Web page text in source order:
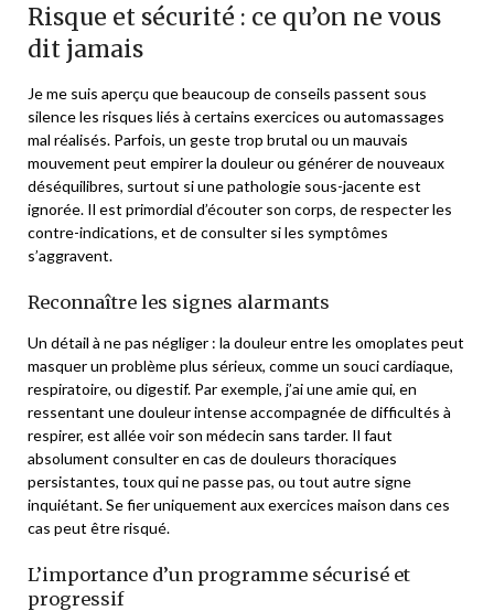
Risque et sécurité : ce qu’on ne vous
dit jamais
Je me suis aperçu que beaucoup de conseils passent sous
silence les risques liés à certains exercices ou automassages
mal réalisés. Parfois, un geste trop brutal ou un mauvais
mouvement peut empirer la douleur ou générer de nouveaux
déséquilibres, surtout si une pathologie sous-jacente est
ignorée. Il est primordial d’écouter son corps, de respecter les
contre-indications, et de consulter si les symptômes
s’aggravent.
Reconnaître les signes alarmants
Un détail à ne pas négliger : la douleur entre les omoplates peut
masquer un problème plus sérieux, comme un souci cardiaque,
respiratoire, ou digestif. Par exemple, j’ai une amie qui, en
ressentant une douleur intense accompagnée de difficultés à
respirer, est allée voir son médecin sans tarder. Il faut
absolument consulter en cas de douleurs thoraciques
persistantes, toux qui ne passe pas, ou tout autre signe
inquiétant. Se fier uniquement aux exercices maison dans ces
cas peut être risqué.
L’importance d’un programme sécurisé et
progressif